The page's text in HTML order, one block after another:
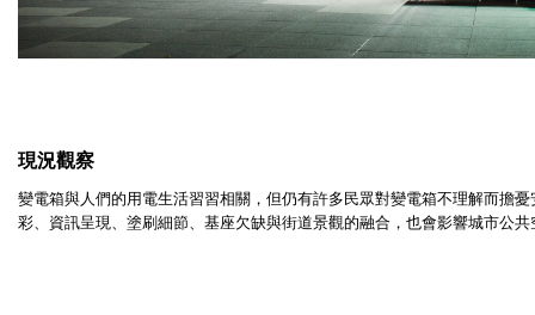
現況觀察
變電箱與人們的用電生活習習相關，但仍有許多民眾對變電箱不理解而擔憂
彩、資訊呈現、塗刷細節、基座欠缺與街道景觀的融合，也會影響城市公